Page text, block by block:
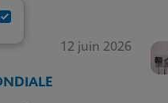
12 juin 2026